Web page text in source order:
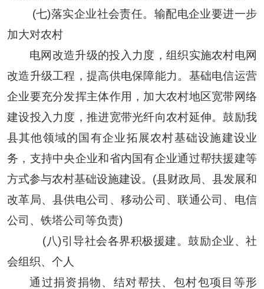
(七)落实企业社会责任。输配电企业要进一步
加大对农村
电网改造升级的投入力度，组织实施农村电网
改造升级工程，提高供电保障能力。基础电信运营
企业要充分发挥主体作用，加大农村地区宽带网络
建设投入力度，推进宽带光纤向农村延伸。鼓励我
县其他领域的国有企业拓展农村基础设施建设业
务，支持中央企业和省内国有企业通过帮扶援建等
方式参与农村基础设施建设。(县财政局、县发展和
改革局、县供电公司、移动公司、联通公司、电信
公司、铁塔公司等负责)
(八)引导社会各界积极援建。鼓励企业、社
会组织、个人
通过捐资捐物、结对帮扶、包村包项目等形